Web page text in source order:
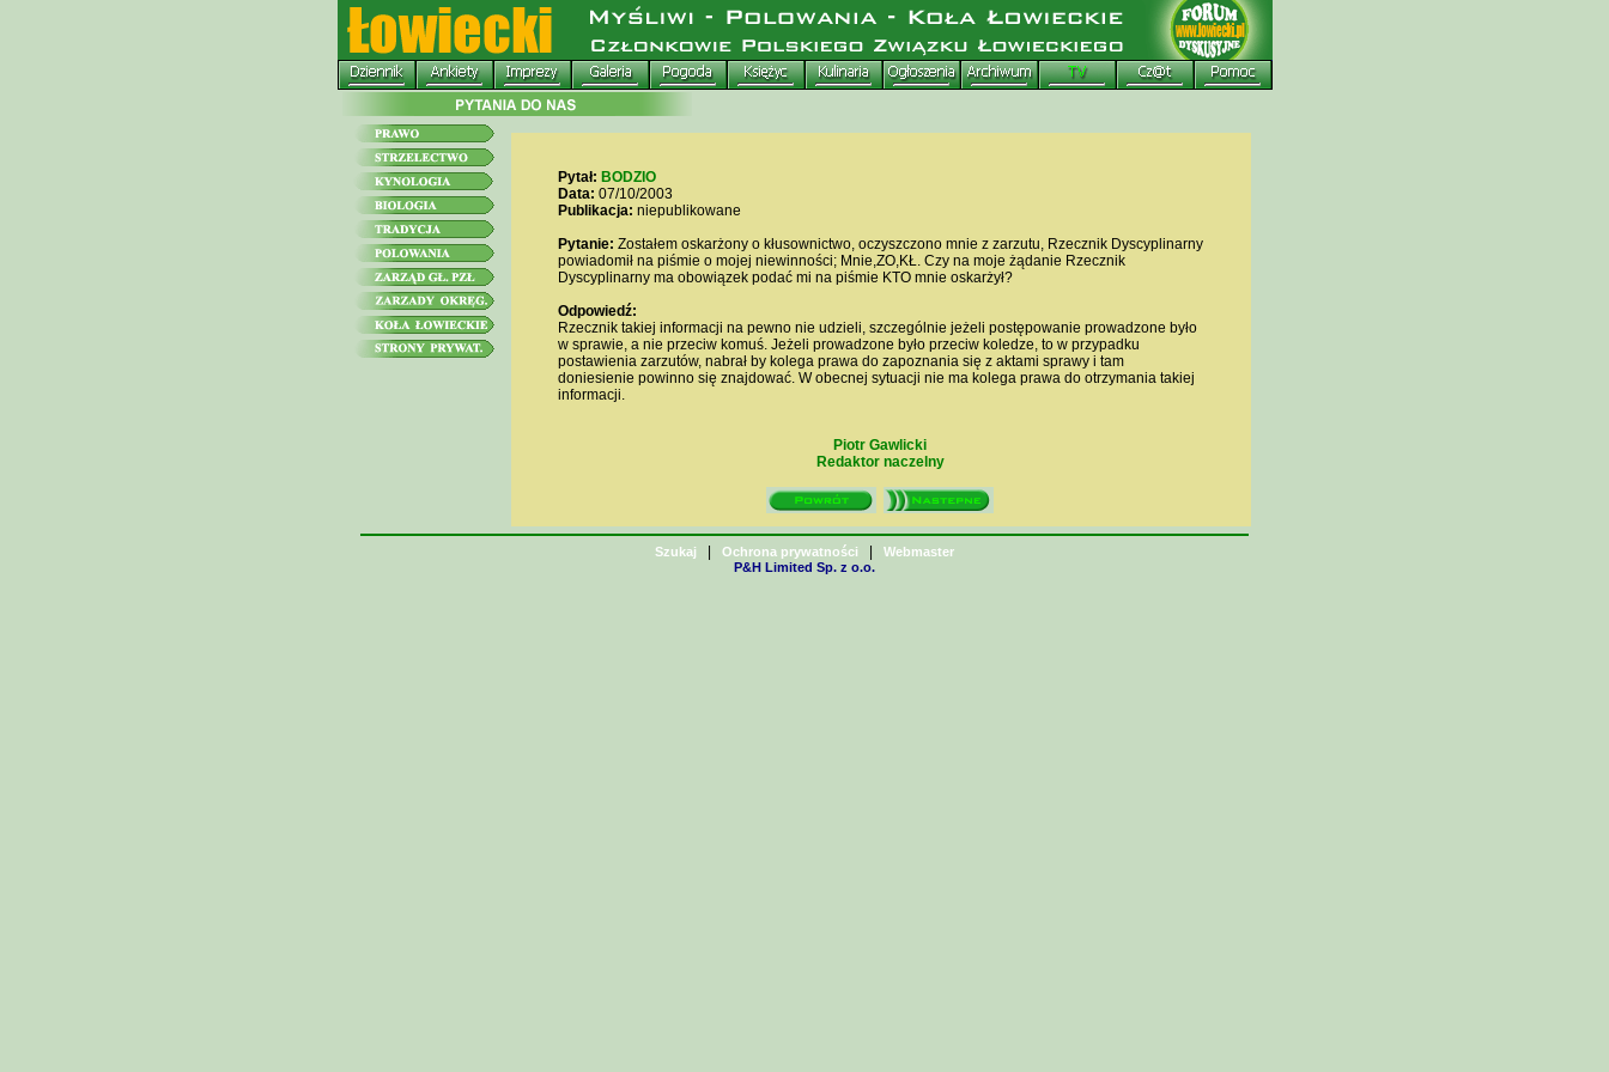
Pytał: BODZIO
Data: 07/10/2003
Publikacja: niepublikowane
Pytanie: Zostałem oskarżony o kłusownictwo, oczyszczono mnie z zarzutu, Rzecznik Dyscyplinarny
powiadomił na piśmie o mojej niewinności; Mnie,ZO,KŁ. Czy na moje żądanie Rzecznik
Dyscyplinarny ma obowiązek podać mi na piśmie KTO mnie oskarżył?
Odpowiedź:
Rzecznik takiej informacji na pewno nie udzieli, szczególnie jeżeli postępowanie prowadzone było
w sprawie, a nie przeciw komuś. Jeżeli prowadzone było przeciw koledze, to w przypadku
postawienia zarzutów, nabrał by kolega prawa do zapoznania się z aktami sprawy i tam
doniesienie powinno się znajdować. W obecnej sytuacji nie ma kolega prawa do otrzymania takiej
informacji.
Piotr Gawlicki
Redaktor naczelny
Szukaj Ochrona prywatności
Webmaster
P&H Limited Sp. z o.o.